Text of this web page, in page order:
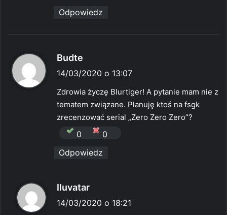
Odpowiedz
Budte
i
e
14/03/2020 o 13:07
Zdrowia życzę Blurtiger! A pytanie mam nie z
tematem związane. Planuję ktoś na fsgk
zrecenzować serial „Zero Zero Zero”?
0
0
Odpowiedz
Iluvatar
i
14/03/2020 o 18:21